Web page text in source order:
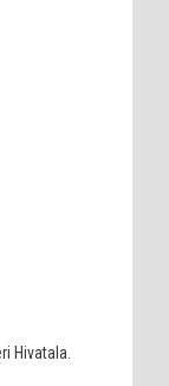
Hivatala.